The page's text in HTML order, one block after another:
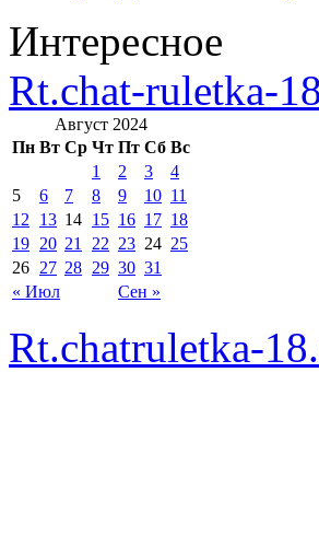
Интересное
Rt.chat-ruletka-
Август 2024
Пн Вт Ср Чт Пт Сб Вс
« Июл Сен »
1 2 3
4
5
6 7 8 9 10 11
12 13 14 15 16 17 18
19 20 21 22 23 24 25
26 27 28 29 30 31
Rt.chatruletka-